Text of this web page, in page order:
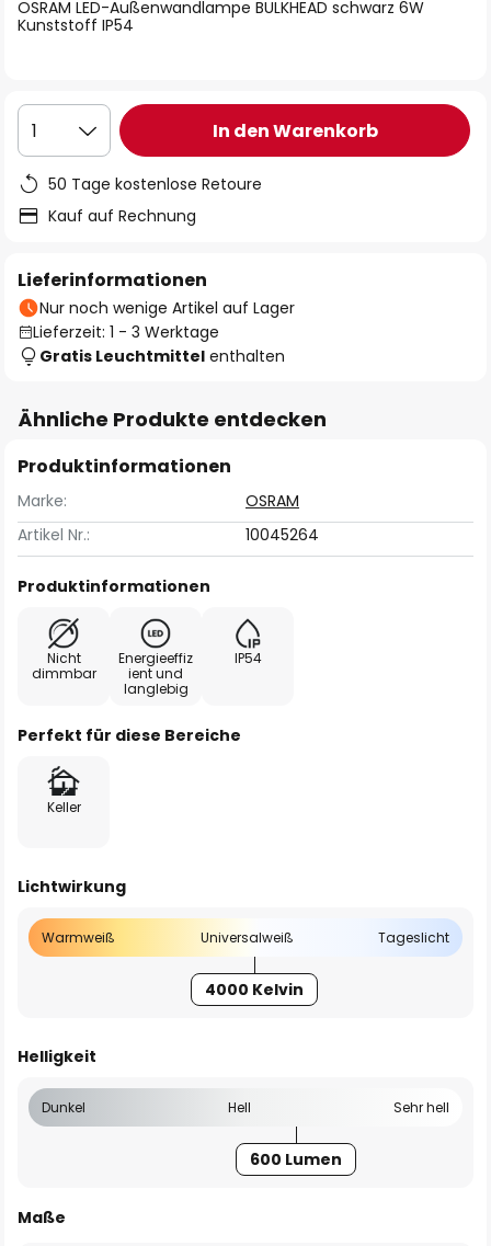
OSRAM LED-Außenwandlampe BULKHEAD schwarz 6W
Kunststoff IP54
1 In den Warenkorb
50 Tage kostenlose Retoure
Kauf auf Rechnung
Lieferinformationen
Nur noch wenige Artikel auf Lager
Lieferzeit: 1 - 3 Werktage
Gratis Leuchtmittel enthalten
Ähnliche Produkte entdecken
Produktinformationen
Marke:
OSRAM
Artikel Nr.:
10045264
Produktinformationen
Nicht
dimmbar
Energieeffiz
ient und
langlebig
IP54
Perfekt für diese Bereiche
Keller
Lichtwirkung
Warmweiß Universalweiß Tageslicht
4000 Kelvin
Helligkeit
Dunkel Hell Sehr hell
600 Lumen
Maße